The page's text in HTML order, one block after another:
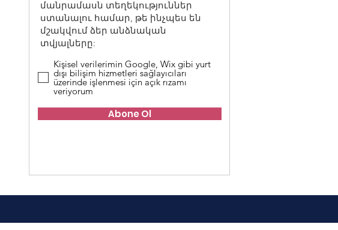
մանրամասն տեղեկություններ
ստանալու համար, թե ինչպես են
մշակվում ձեր անձնական
տվյալները:
Kişisel verilerimin Google, Wix gibi yurt
dışı bilişim hizmetleri sağlayıcıları
üzerinde işlenmesi için açık rızamı
veriyorum
Abone Ol